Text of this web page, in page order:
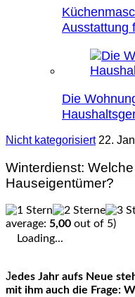
Ausstattung
Die
Nicht kategorisiert 22.
Winterdienst:
Hauseigentümer?
average: 5,00 out of 5)
Loading...
Jedes Jahr aufs Neue steht der Winter vor unserer Tür und
mit ihm auch die Frage: